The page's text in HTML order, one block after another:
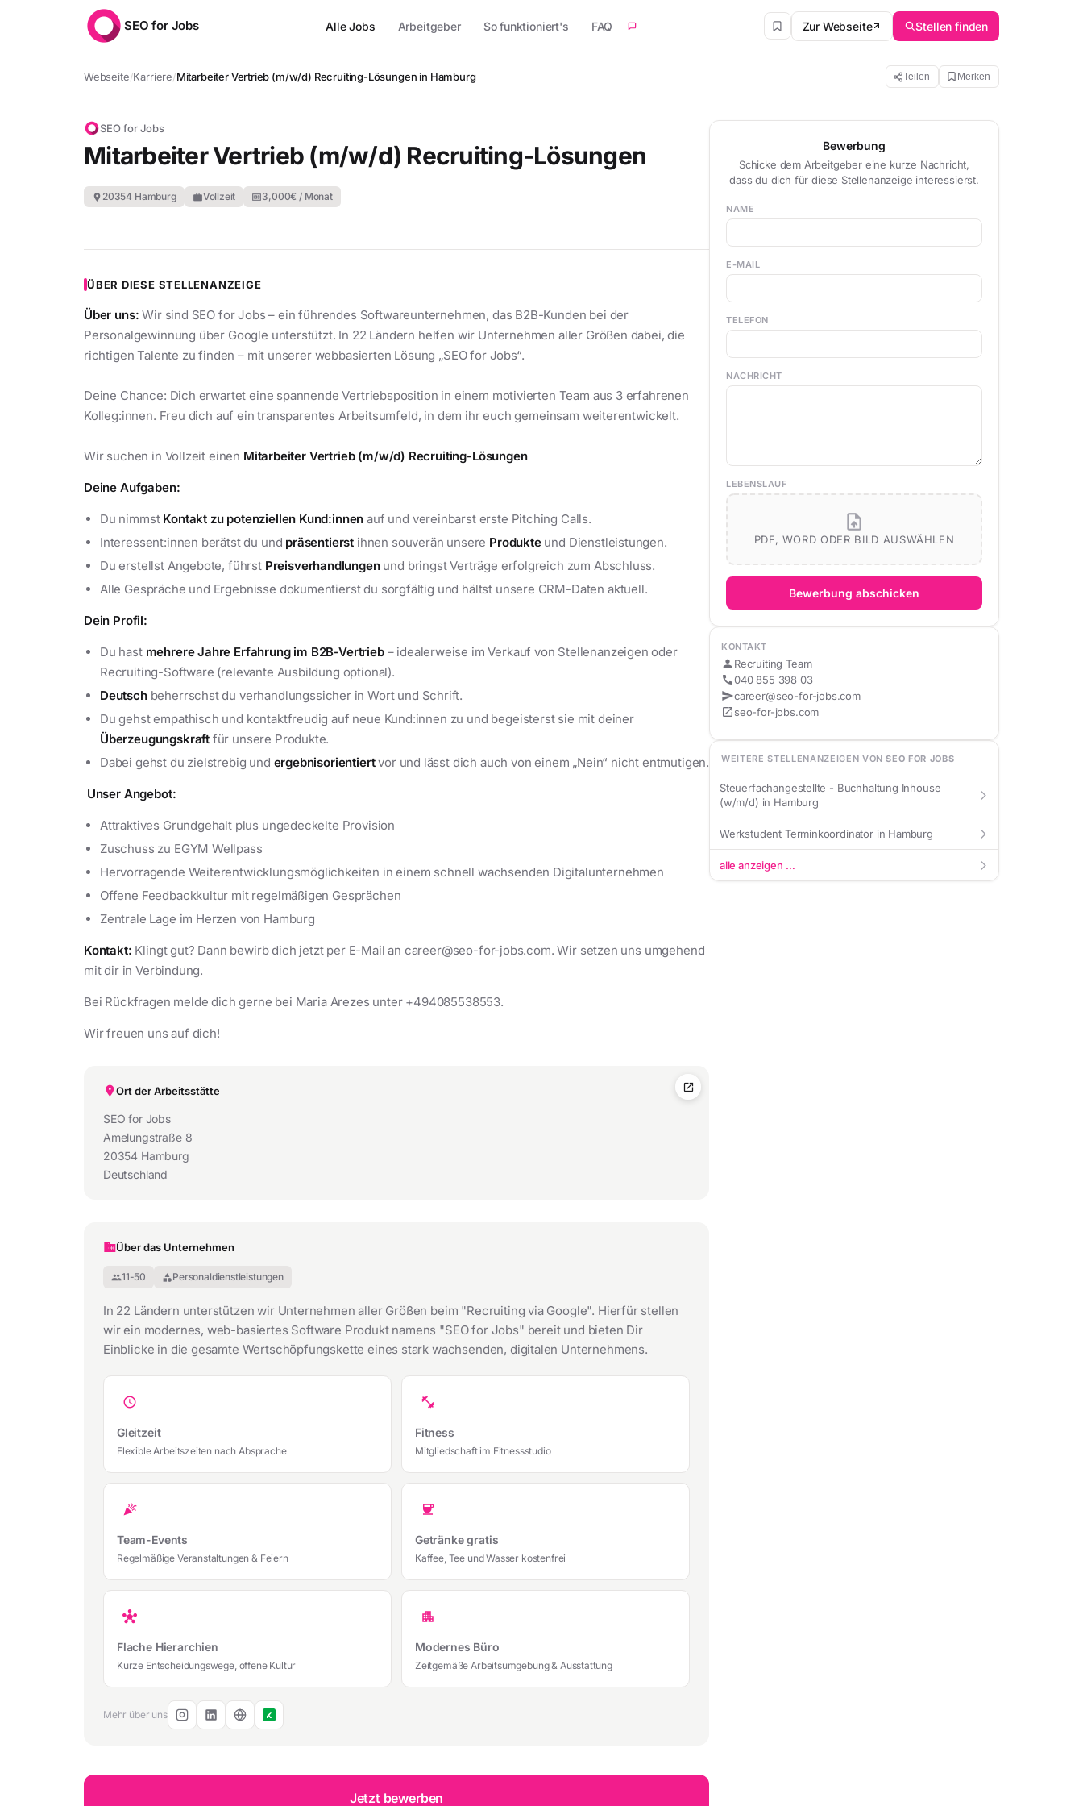
SEO for Jobs Alle Jobs Arbeitgeber So funktioniert's FAQ Zur Webseite Stellen finden
Webseite/Karriere/Mitarbeiter Vertrieb (m/w/d) Recruiting-Lösungen in Hamburg Teilen Merken
SEO for Jobs
Mitarbeiter Vertrieb (m/w/d) Recruiting-Lösungen
location_on 20354 Hamburg workVollzeit money3,000€ / Monat
ÜBER DIESE STELLENANZEIGE
Über uns:Wir sind SEO for Jobs – ein führendes Softwareunternehmen, das B2B-Kunden bei der
Personalgewinnung über Google unterstützt. In 22 Ländern helfen wir Unternehmen aller Größen dabei, die
richtigen Talente zu finden – mit unserer webbasierten Lösung „SEO for Jobs“.
Deine Chance: Dich erwartet eine spannende Vertriebsposition in einem motivierten Team aus 3 erfahrenen
Kolleg:innen. Freu dich auf ein transparentes Arbeitsumfeld, in dem ihr euch gemeinsam weiterentwickelt.
Wir suchen in Vollzeit einen Mitarbeiter Vertrieb (m/w/d) Recruiting-Lösungen
Deine Aufgaben:
Du nimmst Kontakt zu potenziellen Kund:innen auf und vereinbarst erste Pitching Calls.
Interessent:innen berätst du und präsentierst ihnen souverän unsere Produkteund Dienstleistungen.
Du erstellst Angebote, führst Preisverhandlungenund bringst Verträge erfolgreich zum Abschluss.
Alle Gespräche und Ergebnisse dokumentierst du sorgfältig und hältst unsere CRM-Daten aktuell.
Dein Profil:
Du hast mehrere Jahre Erfahrung im B2B-Vertrieb– idealerweise im Verkauf von Stellenanzeigen oder
Recruiting-Software (relevante Ausbildung optional).
Deutschbeherrschst du verhandlungssicher in Wort und Schrift.
Du gehst empathisch und kontaktfreudig auf neue Kund:innen zu und begeisterst sie mit deiner
Überzeugungskraft für unsere Produkte.
Dabei gehst du zielstrebig und ergebnisorientiertvor und lässt dich auch von einem „Nein“ nicht entmutigen.
Unser Angebot:
Attraktives Grundgehalt plus ungedeckelte Provision
Zuschuss zu EGYM Wellpass
Hervorragende Weiterentwicklungsmöglichkeiten in einem schnell wachsenden Digitalunternehmen
Offene Feedbackkultur mit regelmäßigen Gesprächen
Zentrale Lage im Herzen von Hamburg
Kontakt: Klingt gut? Dann bewirb dich jetzt per E-Mail an career@seo-for-jobs.com. Wir setzen uns umgehend
mit dir in Verbindung.
Bei Rückfragen melde dich gerne bei Maria Arezes unter +494085538553‬.
Wir freuen uns auf dich!
Ort der Arbeitsstätte
SEO for Jobs
Amelungstraße 8
20354 Hamburg
Deutschland
open_in_new
Über das Unternehmen
group11-50 categoryPersonaldienstleistungen
In 22 Ländern unterstützen wir Unternehmen aller Größen beim "Recruiting via Google". Hierfür stellen
wir ein modernes, web-basiertes Software Produkt namens "SEO for Jobs" bereit und bieten Dir
Einblicke in die gesamte Wertschöpfungskette eines stark wachsenden, digitalen Unternehmens.
schedule
Gleitzeit
Flexible Arbeitszeiten nach Absprache
fitness_center
Fitness
Mitgliedschaft im Fitnessstudio
celebration
Team-Events
Regelmäßige Veranstaltungen & Feiern
coffee
Getränke gratis
Kaffee, Tee und Wasser kostenfrei
hub
Flache Hierarchien
Kurze Entscheidungswege, offene Kultur
apartment
Modernes Büro
Zeitgemäße Arbeitsumgebung & Ausstattung
Mehr über uns
Jetzt bewerben
Bewerbung
Schicke dem Arbeitgeber eine kurze Nachricht,
dass du dich für diese Stellenanzeige interessierst.
NAME
E-MAIL
TELEFON
NACHRICHT
LEBENSLAUF
upload_file
PDF, WORD ODER BILD AUSWÄHLEN
Bewerbung abschicken
SEO for Jobs
KONTAKT
personRecruiting Team
call040 855 398 03
sendcareer@seo-for-jobs.com
open_in_newseo-for-jobs.com
WEITERE STELLENANZEIGEN VONSEO FOR JOBS
Steuerfachangestellte - Buchhaltung Inhouse
(w/m/d) in Hamburg
arrow_forward_ios
Werkstudent Terminkoordinator in Hamburg arrow_forward_ios
alle anzeigen … arrow_forward_ios